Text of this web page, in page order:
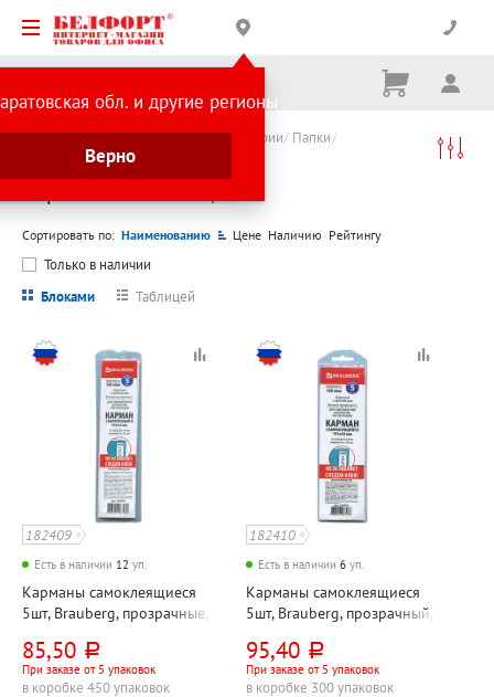
обл. и другие регионы
Верно
Корзина
Ничего
Каталог товаров Товары для бухгалтерии Папки
Карманы самоклящиеся
Сортировать по: Наименованию Цене Наличию Рейтингу
Только в наличии
Блоками
Таблицей
182409
Есть в наличии 12 уп.
Карманы самоклеящиеся
5шт, Brauberg, прозрачные,
самоклеящаяся основа
85,50 руб.
При заказе от 5 упаковок
в коробке 450 упаковок
182410
Есть в наличии 6 уп.
Карманы самоклеящиеся
5шт, Brauberg, прозрачный,
самоклеящаяся основа
95,40 руб.
При заказе от 5 упаковок
в коробке 300 упаковок